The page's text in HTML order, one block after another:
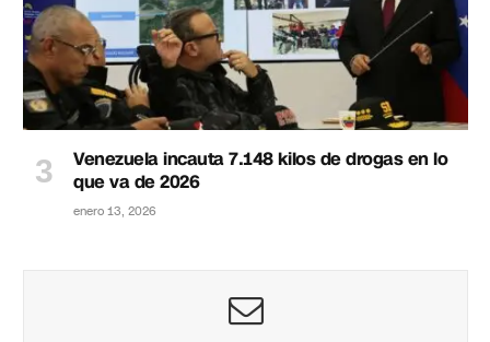
Venezuela incauta 7.148 kilos de drogas en lo
que va de 2026
enero 13, 2026